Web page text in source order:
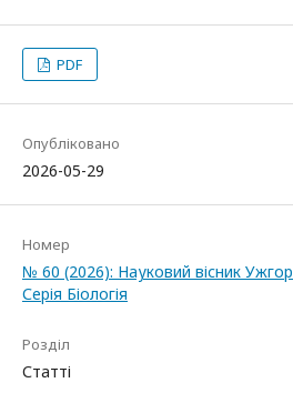
PDF
Опубліковано
2026-05-29
Номер
№ 60 (2026): Науковий вісник
Серія Біологія
Розділ
Статті